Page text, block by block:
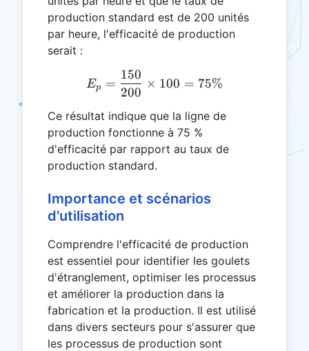
production standard est de 200 unités
par heure, l'efficacité de production
serait :
E_p = \frac{150}{200}
Ep =
200
150
× 100 = 75%
Ce résultat indique que la ligne de
production fonctionne à 75 %
d'efficacité par rapport au taux de
production standard.
Importance et scénarios
d'utilisation
Comprendre l'efficacité de production
est essentiel pour identifier les goulets
d'étranglement, optimiser les processus
et améliorer la production dans la
fabrication et la production. Il est utilisé
dans divers secteurs pour s'assurer que
les processus de production sont